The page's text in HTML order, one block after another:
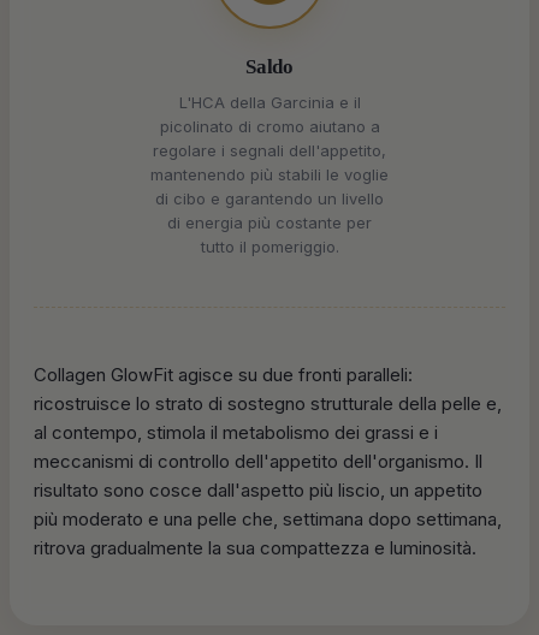
Saldo
L'HCA della Garcinia e il
picolinato di cromo aiutano a
regolare i segnali dell'appetito,
mantenendo più stabili le voglie
di cibo e garantendo un livello
di energia più costante per
tutto il pomeriggio.
Collagen GlowFit agisce su due fronti paralleli:
ricostruisce lo strato di sostegno strutturale della pelle e,
al contempo, stimola il metabolismo dei grassi e i
meccanismi di controllo dell'appetito dell'organismo. Il
risultato sono cosce dall'aspetto più liscio, un appetito
più moderato e una pelle che, settimana dopo settimana,
ritrova gradualmente la sua compattezza e luminosità.